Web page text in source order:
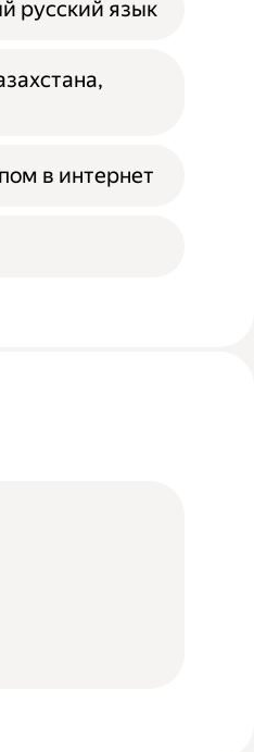
русский язык
в интернет